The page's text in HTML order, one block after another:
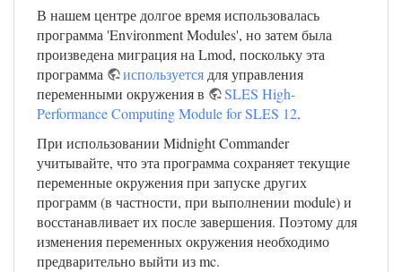
В нашем центре долгое время использовалась
программа 'Environment Modules', но затем была
произведена миграция на Lmod, поскольку эта
программа
используетсядля управления
переменными окружения в
SLES High-
Performance Computing Module for SLES 12.
При использовании Midnight Commander
учитывайте, что эта программа сохраняет текущие
переменные окружения при запуске других
программ (в частности, при выполнении module) и
восстанавливает их после завершения. Поэтому для
изменения переменных окружения необходимо
предварительно выйти из mc.